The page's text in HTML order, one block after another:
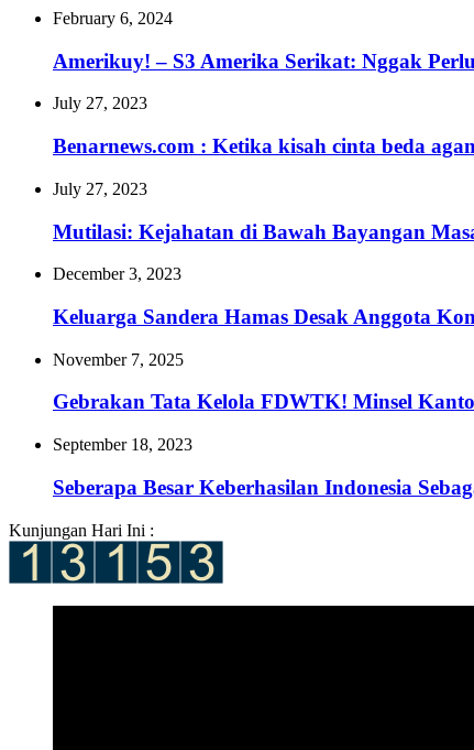
February 6, 2024
Amerikuy! – S3 Amerika Serikat: Nggak
July 27, 2023
Benarnews.com : Ketika kisah cinta beda
July 27, 2023
Mutilasi: Kejahatan di Bawah Bayangan
December 3, 2023
Keluarga Sandera Hamas Desak Anggota
November 7, 2025
Gebrakan Tata Kelola FDWTK! Minsel
September 18, 2023
Seberapa Besar Keberhasilan Indonesia
Kunjungan Hari Ini :